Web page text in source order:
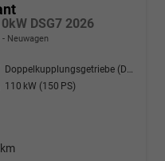
DSG7 2026
Neuwagen
Doppelkupplungsgetriebe (DSG)
110 kW (150 PS)